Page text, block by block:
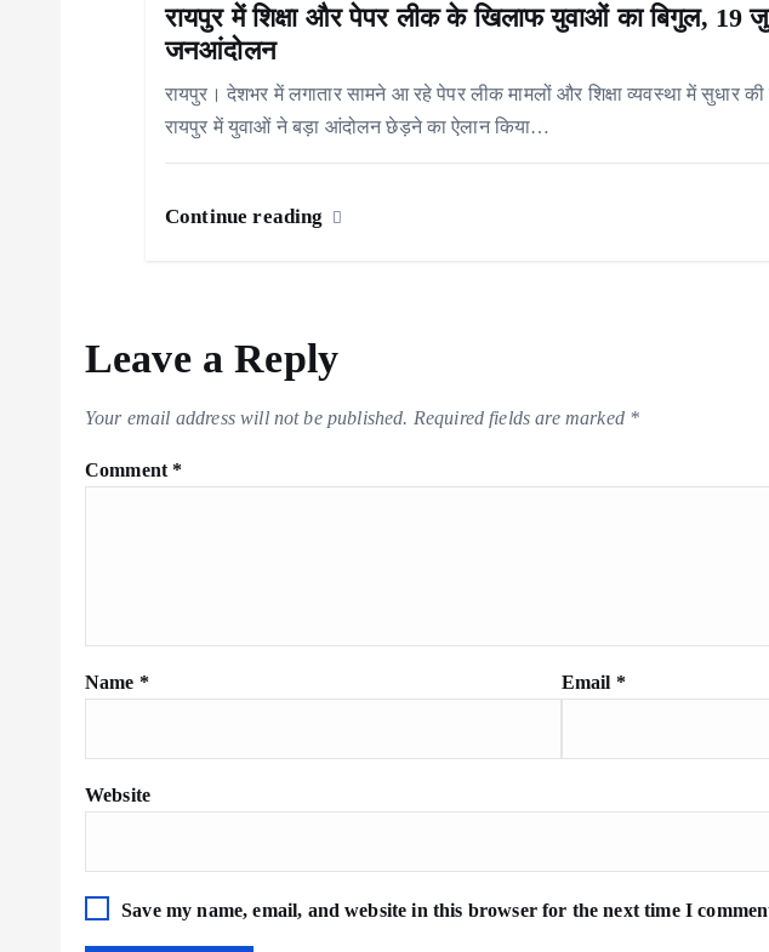
रायपुर में शिक्षा और पेपर लीक के खिलाफ युवाओं का बिगुल, 19
जनआंदोलन
रायपुर। देशभर में लगातार सामने आ रहे पेपर लीक मामलों और शिक्षा व्यवस्था में सुधार की
रायपुर में युवाओं ने बड़ा आंदोलन छेड़ने का ऐलान किया…
Continue reading
Leave a Reply
Your email address will not be published. Required fields are marked *
Comment *
Name * Email *
Website
Save my name, email, and website in this browser for the next time I